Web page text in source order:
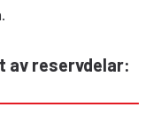
av reservdelar: